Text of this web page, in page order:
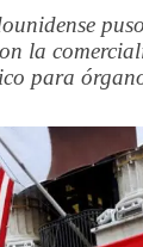
la
para